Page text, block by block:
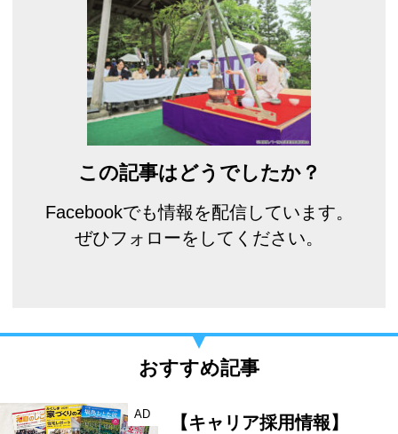
この記事はどうでしたか？
Facebookでも情報を配信しています。
ぜひフォローをしてください。
おすすめ記事
AD
【キャリア採用情報】